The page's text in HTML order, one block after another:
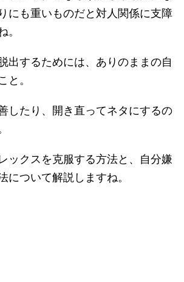
にも重いものだと対人関係に支障
。
出するためには、ありのままの自
と。
したり、開き直ってネタにするの
ックスを克服する方法と、自分嫌
について解説しますね。